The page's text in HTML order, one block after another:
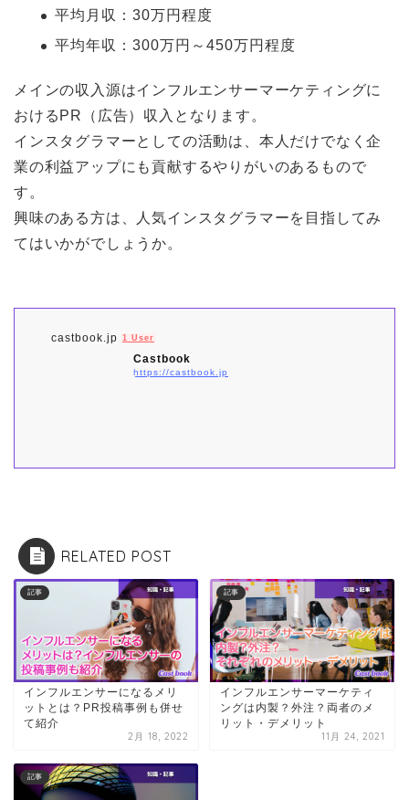
平均月収：30万円程度
平均年収：300万円～450万円程度
メインの収入源はインフルエンサーマーケティングに
おけるPR（広告）収入となります。
インスタグラマーとしての活動は、本人だけでなく企
業の利益アップにも貢献するやりがいのあるもので
す。
興味のある方は、人気インスタグラマーを目指してみ
てはいかがでしょうか。
castbook.jp 1 User
Castbook
https://castbook.jp
RELATED POST
記事
インフルエンサーになるメリ
ットとは？PR投稿事例も併せ
て紹介
2月 18, 2022
記事
インフルエンサーマーケティ
ングは内製？外注？両者のメ
リット・デメリット
11月 24, 2021
記事